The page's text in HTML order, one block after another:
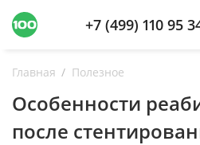
+7 (499) 110 95
Главная Полезное
Особенности
после